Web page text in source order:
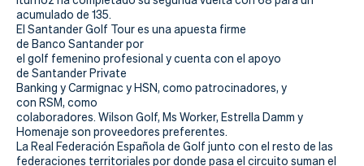
acumulado de 135.
El Santander Golf Tour es una apuesta firme
de Banco Santander por
el golf femenino profesional y cuenta con el apoyo
de Santander Private
Banking y Carmignac y HSN, como patrocinadores, y
con RSM, como
colaboradores. Wilson Golf, Ms Worker, Estrella Damm y
Homenaje son proveedores preferentes.
La Real Federación Española de Golf junto con el resto de las
federaciones territoriales por donde pasa el circuito suman el